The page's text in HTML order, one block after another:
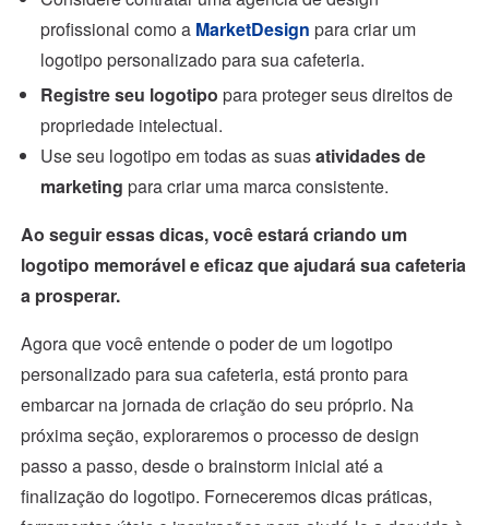
profissional como a MarketDesign para criar um
logotipo personalizado para sua cafeteria.
Registre seu logotipo para proteger seus direitos de
propriedade intelectual.
Use seu logotipo em todas as suasatividades de
marketing para criar uma marca consistente.
Ao seguir essas dicas, você estará criando um
logotipo memorável e eficaz que ajudará sua cafeteria
a prosperar.
Agora que você entende o poder de um logotipo
personalizado para sua cafeteria, está pronto para
embarcar na jornada de criação do seu próprio. Na
próxima seção, exploraremos o processo de design
passo a passo, desde o brainstorm inicial até a
finalização do logotipo. Forneceremos dicas práticas,